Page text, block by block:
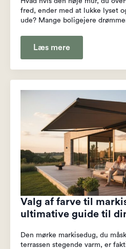
fred, ender med at lukke lyset
ude? Mange boligejere
Læs mere
Valg af farve til
ultimative guide til
Den mørke markisedug, du
terrassen stegende varm, er